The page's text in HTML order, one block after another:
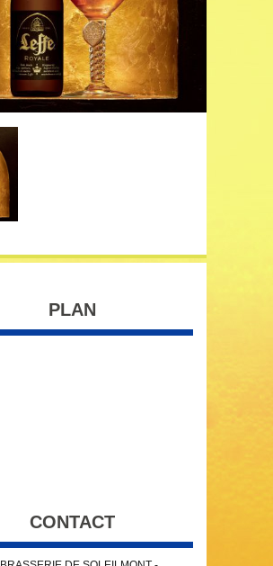
PLAN
CONTACT